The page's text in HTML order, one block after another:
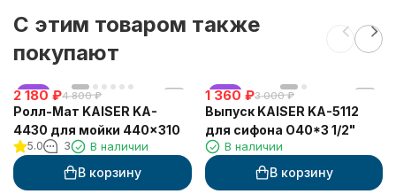
C этим товаром также
покупают
хит
2 180 ₽4 800 ₽
Ролл-Мат KAISER KA-
4430 для мойки 440x310
5.0 3 В наличии
В корзину
хит
1 360 ₽3 000 ₽
Выпуск KAISER KA-5112
для сифона O40*3 1/2"
В наличии
В корзину